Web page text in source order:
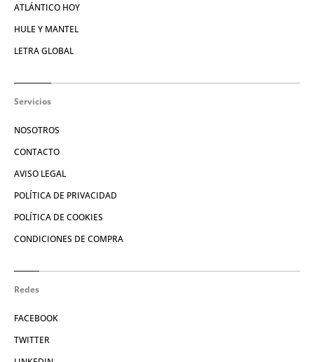
ATLÁNTICO HOY
HULE Y MANTEL
LETRA GLOBAL
Servicios
NOSOTROS
CONTACTO
AVISO LEGAL
POLÍTICA DE PRIVACIDAD
POLÍTICA DE COOKIES
CONDICIONES DE COMPRA
Redes
FACEBOOK
TWITTER